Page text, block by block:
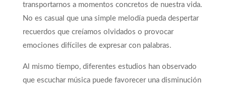
transportarnos a momentos concretos de nuestra vida.
No es casual que una simple melodía pueda despertar
recuerdos que creíamos olvidados o provocar
emociones difíciles de expresar con palabras.
Al mismo tiempo, diferentes estudios han observado
que escuchar música puede favorecer una disminución